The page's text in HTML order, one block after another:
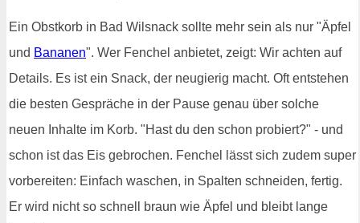
Ein Obstkorb in Bad Wilsnack sollte mehr sein als nur "Äpfel
und Bananen". Wer Fenchel anbietet, zeigt: Wir achten auf
Details. Es ist ein Snack, der neugierig macht. Oft entstehen
die besten Gespräche in der Pause genau über solche
neuen Inhalte im Korb. "Hast du den schon probiert?" - und
schon ist das Eis gebrochen. Fenchel lässt sich zudem super
vorbereiten: Einfach waschen, in Spalten schneiden, fertig.
Er wird nicht so schnell braun wie Äpfel und bleibt lange